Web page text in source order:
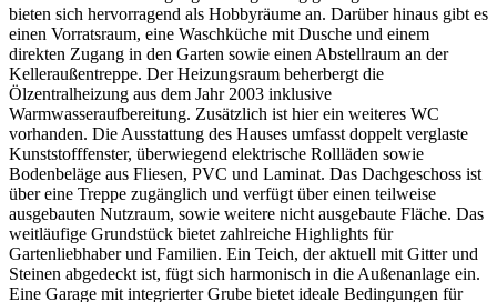
bieten sich hervorragend als Hobbyräume an. Darüber hinaus gibt es
einen Vorratsraum, eine Waschküche mit Dusche und einem
direkten Zugang in den Garten sowie einen Abstellraum an der
Kelleraußentreppe. Der Heizungsraum beherbergt die
Ölzentralheizung aus dem Jahr 2003 inklusive
Warmwasseraufbereitung. Zusätzlich ist hier ein weiteres WC
vorhanden. Die Ausstattung des Hauses umfasst doppelt verglaste
Kunststofffenster, überwiegend elektrische Rollläden sowie
Bodenbeläge aus Fliesen, PVC und Laminat. Das Dachgeschoss ist
über eine Treppe zugänglich und verfügt über einen teilweise
ausgebauten Nutzraum, sowie weitere nicht ausgebaute Fläche. Das
weitläufige Grundstück bietet zahlreiche Highlights für
Gartenliebhaber und Familien. Ein Teich, der aktuell mit Gitter und
Steinen abgedeckt ist, fügt sich harmonisch in die Außenanlage ein.
Eine Garage mit integrierter Grube bietet ideale Bedingungen für